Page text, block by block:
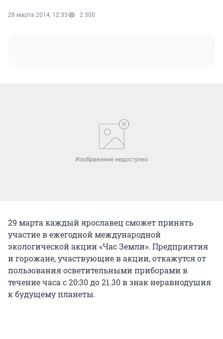
28 марта 2014, 12:33 2 300
29 марта каждый ярославец сможет принять
участие в ежегодной международной
экологической акции «Час Земли». Предприятия
и горожане, участвующие в акции, откажутся от
пользования осветительными приборами в
течение часа с 20:30 до 21.30 в знак неравнодушия
к будущему планеты.